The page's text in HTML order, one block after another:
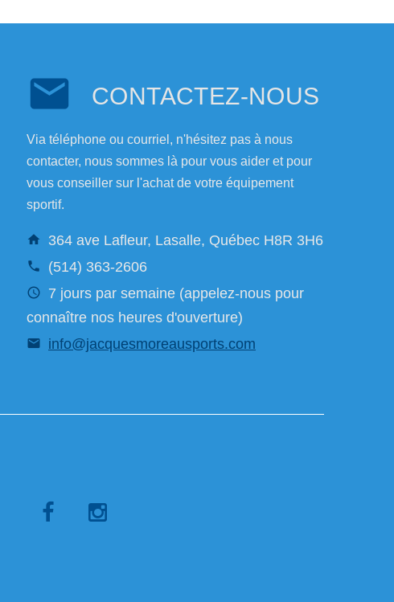
CONTACTEZ-NOUS
Via téléphone ou courriel, n'hésitez pas à nous
contacter, nous sommes là pour vous aider et pour
vous conseiller sur l'achat de votre équipement
sportif.
364 ave Lafleur, Lasalle, Québec H8R 3H6
(514) 363-2606
7 jours par semaine (appelez-nous pour
connaître nos heures d'ouverture)
info@jacquesmoreausports.com